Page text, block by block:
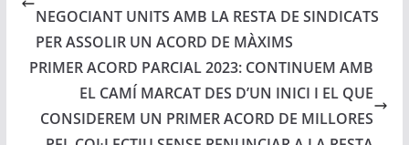
NEGOCIANT UNITS AMB LA RESTA DE SINDICATS
PER ASSOLIR UN ACORD DE MÀXIMS
PRIMER ACORD PARCIAL 2023: CONTINUEM AMB
EL CAMÍ MARCAT DES D’UN INICI I EL QUE
CONSIDEREM UN PRIMER ACORD DE MILLORES